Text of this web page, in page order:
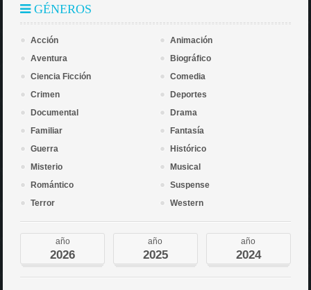
GÉNEROS
Acción
Animación
Aventura
Biográfico
Ciencia Ficción
Comedia
Crimen
Deportes
Documental
Drama
Familiar
Fantasía
Guerra
Histórico
Misterio
Musical
Romántico
Suspense
Terror
Western
año
2026
año
2025
año
2024